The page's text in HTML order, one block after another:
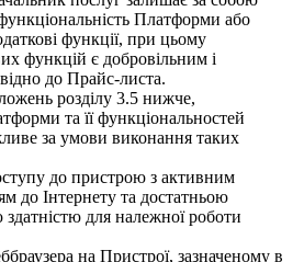
Платформи або
функції, при цьому
функцій є добровільним і
до Прайс-листа.
розділу 3.5 нижче,
та її функціональностей
за умови виконання таких
до пристрою з активним
до Інтернету та достатньою
для належної роботи
на Пристрої, зазначеному в